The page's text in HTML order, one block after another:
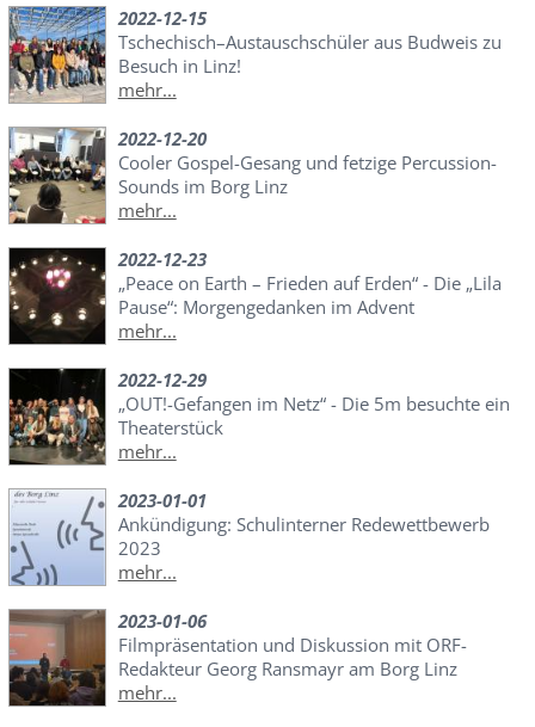
2022-12-15
Tschechisch–Austauschschüler aus Budweis zu
Besuch in Linz!
mehr...
2022-12-20
Cooler Gospel-Gesang und fetzige Percussion-
Sounds im Borg Linz
mehr...
2022-12-23
„Peace on Earth – Frieden auf Erden“ - Die „Lila
Pause“: Morgengedanken im Advent
mehr...
2022-12-29
„OUT!-Gefangen im Netz“ - Die 5m besuchte ein
Theaterstück
mehr...
2023-01-01
Ankündigung: Schulinterner Redewettbewerb
2023
mehr...
2023-01-06
Filmpräsentation und Diskussion mit ORF-
Redakteur Georg Ransmayr am Borg Linz
mehr...